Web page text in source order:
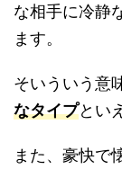
な相手に冷静
ます。
そいういう意
なタイプとい
また、豪快で